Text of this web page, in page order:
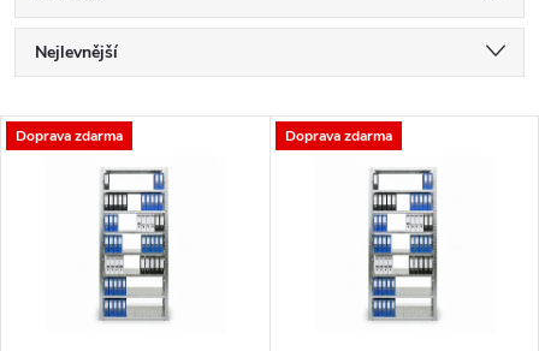
Ř
a
Nejlevnější
Nejprodávanější
Abecedně
V
Doprava zdarma Doprava zdarma